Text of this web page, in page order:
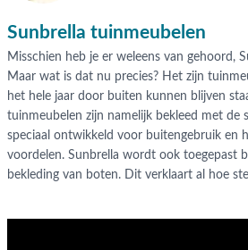
Sunbrella tuinmeubelen
Misschien heb je er weleens van gehoord,
Maar wat is dat nu precies? Het zijn
het hele jaar door buiten kunnen blijven
tuinmeubelen zijn namelijk bekleed met de
speciaal ontwikkeld voor buitengebruik en
voordelen. Sunbrella wordt ook toegepast
bekleding van boten. Dit verklaart al hoe